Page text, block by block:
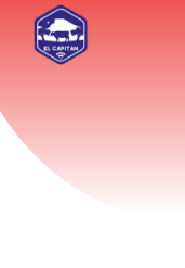
Aller
contenu